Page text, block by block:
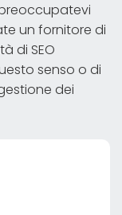
un fornitore di
di SEO
senso o di
dei